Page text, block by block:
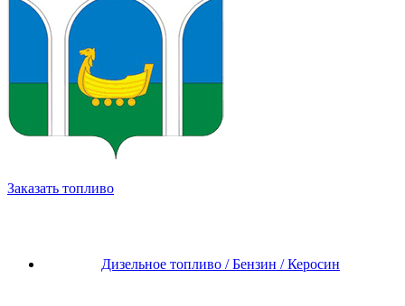
Заказать топливо
Дизельное топливо / Бензин / Керосин